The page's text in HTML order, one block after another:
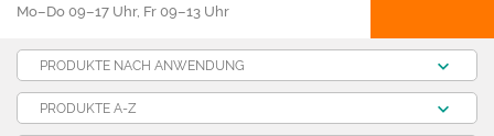
Mo­–Do 09–17 Uhr, Fr 09–13 Uhr
PRODUKTE NACH ANWENDUNG
PRODUKTE A-Z